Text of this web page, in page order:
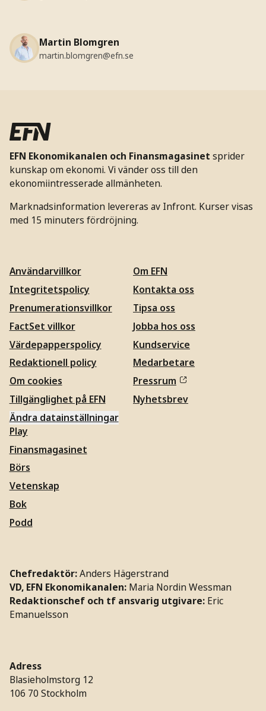
Martin Blomgren
martin.blomgren@efn.se
EFN Ekonomikanalen och Finansmagasinet sprider
kunskap om ekonomi. Vi vänder oss till den
ekonomiintresserade allmänheten.
Marknadsinformation levereras av Infront. Kurser visas
med 15 minuters fördröjning.
Användarvillkor
Integritetspolicy
Prenumerationsvillkor
FactSet villkor
Värdepapperspolicy
Redaktionell policy
Om cookies
Tillgänglighet på EFN
Ändra datainställningar
Om EFN
Kontakta oss
Tipsa oss
Jobba hos oss
Kundservice
Medarbetare
Pressrum
Nyhetsbrev
Play
Finansmagasinet
Börs
Vetenskap
Bok
Podd
Chefredaktör:Anders Hägerstrand
VD, EFN Ekonomikanalen: Maria Nordin Wessman
Redaktionschef och tf ansvarig utgivare: Eric
Emanuelsson
Adress
Blasieholmstorg 12
106 70 Stockholm